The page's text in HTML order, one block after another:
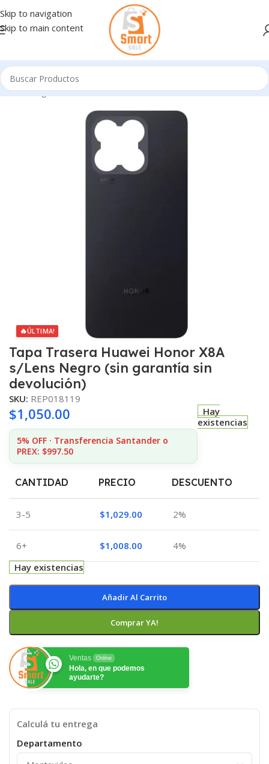
Skip to navigation
Skip to main content
Inicio/Ingresando
🔥ÚLTIMA!
Tapa Trasera Huawei Honor X8A
s/Lens Negro (sin garantía sin
devolución)
SKU: REP018119
$1,050.00
5% OFF · Transferencia Santander o
PREX: $997.50
Hay
existencias
CANTIDAD PRECIO DESCUENTO
3-5 $1,029.00 2%
6+ $1,008.00
4%
Hay existencias
Añadir Al Carrito
Comprar YA!
Ventas Online
Hola, en que podemos
ayudarte?
Calculá tu entrega
Departamento